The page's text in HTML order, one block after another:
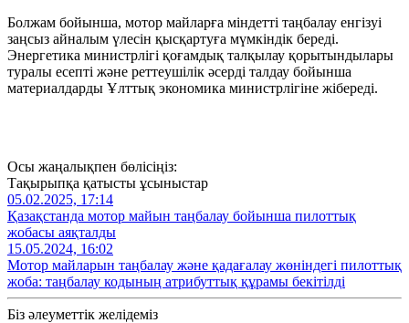
Болжам бойынша, мотор майларға міндетті таңбалау енгізуі
заңсыз айналым үлесін қысқартуға мүмкіндік береді.
Энергетика министрлігі қоғамдық талқылау қорытындылары
туралы есепті және реттеушілік әсерді талдау бойынша
материалдарды Ұлттық экономика министрлігіне жібереді.
Осы жаңалықпен бөлісіңіз:
Тақырыпқа қатысты ұсыныстар
05.02.2025, 17:14
Қазақстанда мотор майын таңбалау бойынша пилоттық
жобаcы аяқталды
15.05.2024, 16:02
Мотор майларын таңбалау және қадағалау жөніндегі пилоттық
жоба: таңбалау кодының атрибуттық құрамы бекітілді
Біз әлеуметтік желідеміз